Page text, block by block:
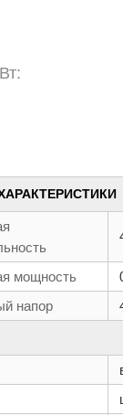
мощность
напор